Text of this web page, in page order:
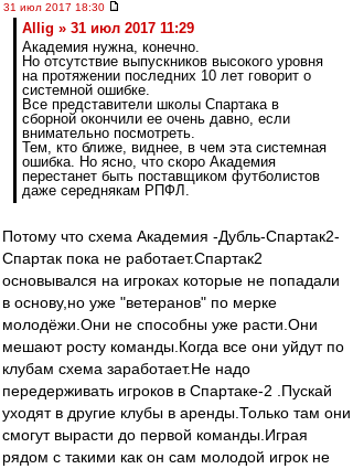
31 июл 2017 18:30
Allig » 31 июл 2017 11:29
Академия нужна, конечно.
Но отсутствие выпускников высокого уровня
на протяжении последних 10 лет говорит о
системной ошибке.
Все представители школы Спартака в
сборной окончили ее очень давно, если
внимательно посмотреть.
Тем, кто ближе, виднее, в чем эта системная
ошибка. Но ясно, что скоро Академия
перестанет быть поставщиком футболистов
даже середнякам РПФЛ.
Потому что схема Академия -Дубль-Спартак2-
Спартак пока не работает.Спартак2
основывался на игроках которые не попадали
в основу,но уже "ветеранов" по мерке
молодёжи.Они не способны уже расти.Они
мешают росту команды.Когда все они уйдут по
клубам схема заработает.Не надо
передерживать игроков в Спартаке-2 .Пускай
уходят в другие клубы в аренды.Только там они
смогут вырасти до первой команды.Играя
рядом с такими как он сам молодой игрок не